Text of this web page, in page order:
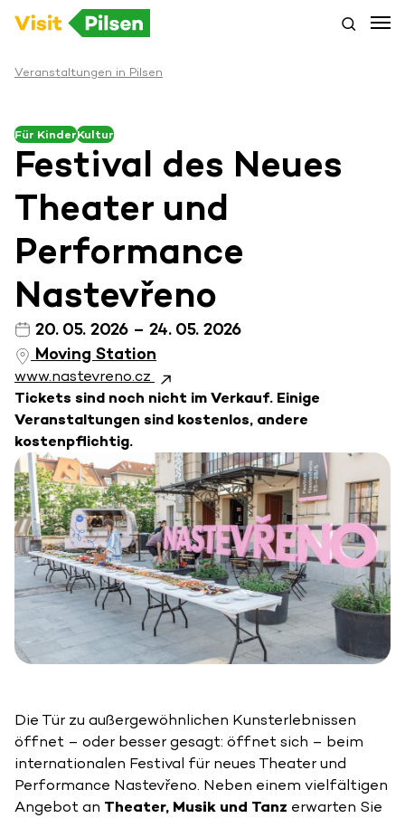
Veranstaltungen in Pilsen
Für KinderKultur
Festival des Neues
Theater und
Performance
Nastevřeno
20. 05. 2026 – 24. 05. 2026
Moving Station
www.nastevreno.cz
Tickets sind noch nicht im Verkauf. Einige
Veranstaltungen sind kostenlos, andere
kostenpflichtig.
Die Tür zu außergewöhnlichen Kunsterlebnissen
öffnet – oder besser gesagt: öffnet sich – beim
internationalen Festival für neues Theater und
Performance Nastevřeno. Neben einem vielfältigen
Angebot an Theater, Musik und Tanz erwarten Sie